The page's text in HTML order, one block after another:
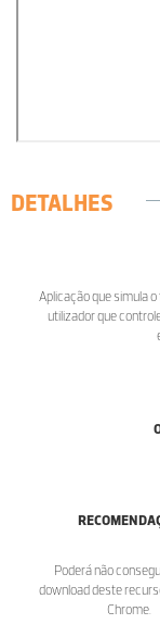
DETALHES
Aplicação que simula
utilizador que
Poderá não
download deste
Chrome.